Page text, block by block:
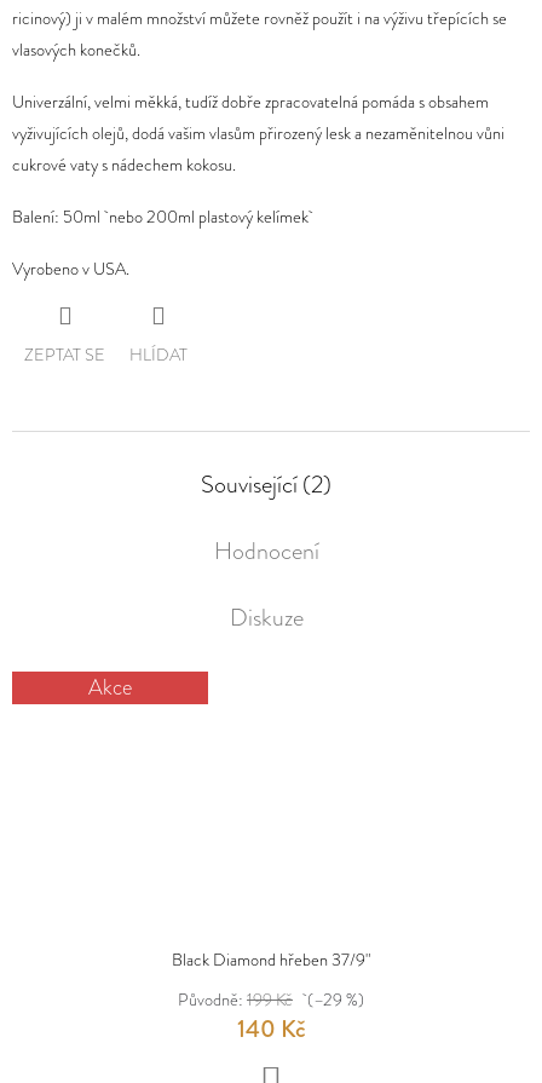
z
5
ricinový) ji v malém množství můžete rovněž použít i na výživu třepících se
vlasových konečků.
Univerzální, velmi měkká, tudíž dobře zpracovatelná pomáda s obsahem
vyživujících olejů, dodá vašim vlasům přirozený lesk a nezaměnitelnou vůni
cukrové vaty s nádechem kokosu.
Balení: 50ml nebo 200ml plastový kelímek
Vyrobeno v USA.
ZEPTAT SE HLÍDAT
Související (2)
Hodnocení
Diskuze
Akce
Black Diamond hřeben 37/9"
Původně: 199 Kč (–29 %)
140 Kč